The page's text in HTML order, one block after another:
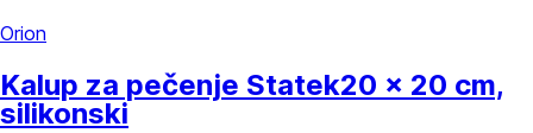
Orion
Kalup za pečenje Statek20 x 20 cm,
silikonski